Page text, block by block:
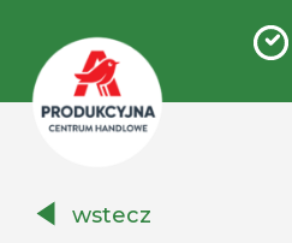
Handlowe
wstecz